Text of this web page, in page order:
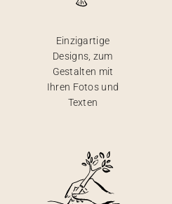
Einzigartige
Designs, zum
Gestalten mit
Ihren Fotos und
Texten